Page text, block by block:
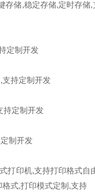
存储,稳定存储,定时存储,
定制开发
,支持定制开发
持定制开发
制开发
打印机,支持打印格式自
格式,打印模式定制 ,支持